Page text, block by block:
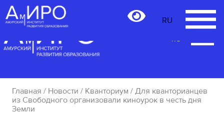
RU
RU
Главная / Новости / Кванториум / Для кванторианцев
из Свободного организовали киноурок в честь дня
Земли